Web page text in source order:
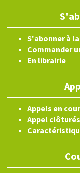
S'abonner à
Commander
En librairie
Appels en
Appel clôturés